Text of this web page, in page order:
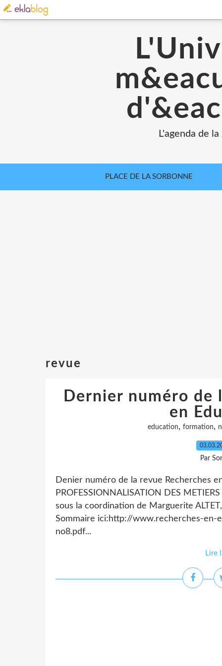
L'agenda de
PLACE DE LA SORBONNE
revue
Dernier numéro de
en
education, formation,
Par
Denier numéro de la revue Recherches
PROFESSIONNALISATION DES
sous la coordination de Marguerite
Sommaire ici:http://www.recherches-en-
no8.pdf...
Lire